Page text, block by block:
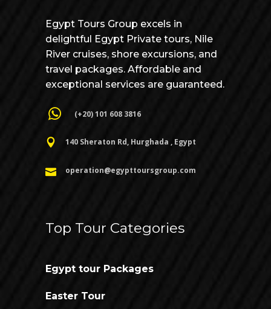
Egypt Tours Group excels in
delightful Egypt Private tours, Nile
River cruises, shore excursions, and
travel packages. Affordable and
exceptional services are guaranteed.
(+20) 101 608 3816
140 Sheraton Rd, Hurghada , Egypt
operation@egypttoursgroup.com
Top Tour Categories
Egypt tour Packages
Easter Tour